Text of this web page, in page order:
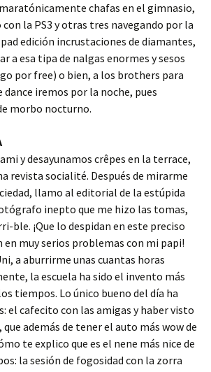
chafas en el gimnasio,
la PS3 y otras tres navegando por la
edición incrustaciones de diamantes,
a esa tipa de nalgas enormes y sesos
por free) o bien, a los brothers para
dance iremos por la noche, pues
morbo nocturno.
y desayunamos crêpes en la terrace,
revista socialité. Después de mirarme
llamo al editorial de la estúpida
inepto que me hizo las tomas,
ble. ¡Que lo despidan en este preciso
en muy serios problemas con mi papi!
a aburrirme unas cuantas horas
la escuela ha sido el invento más
tiempos. Lo único bueno del día ha
el cafecito con las amigas y haber visto
que además de tener el auto más wow de
te explico que es el nene más nice de
la sesión de fogosidad con la zorra